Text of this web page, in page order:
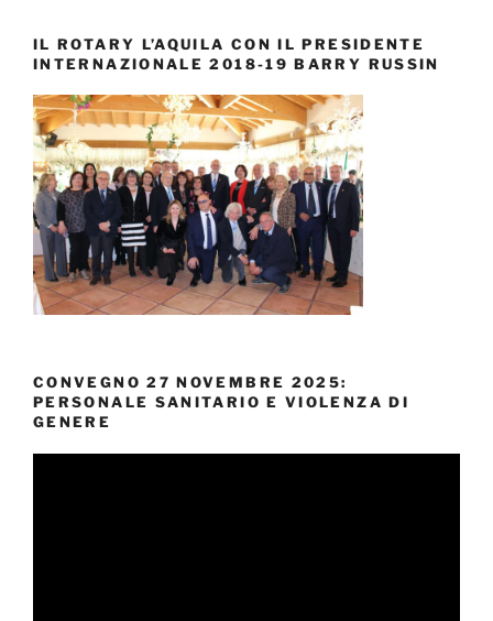
IL ROTARY L’AQUILA CON IL PRESIDENTE
INTERNAZIONALE 2018-19 BARRY RUSSIN
CONVEGNO 27 NOVEMBRE 2025:
PERSONALE SANITARIO E VIOLENZA DI
GENERE